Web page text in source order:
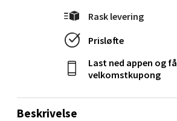
Beskrivelse
Rask levering
Prisløfte
Last ned appen og få
velkomstkupong
Oppdal - Aunasenteret